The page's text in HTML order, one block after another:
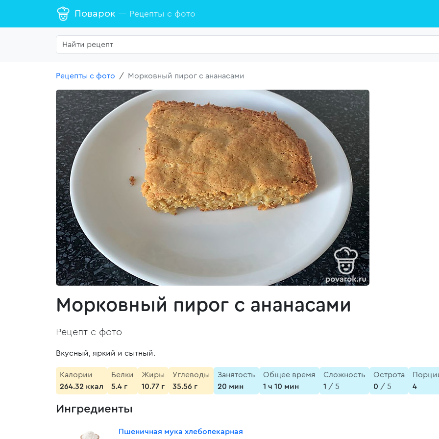
Поварок — Рецепты с фото
Рецепты с фото Морковный пирог с ананасами
Морковный пирог с ананасами
Рецепт с фото
Вкусный, яркий и сытный.
Калории
264.32 ккал
Белки
5.4 г
Жиры
10.77 г
Углеводы
35.56 г
Занятость
20 мин
Общее время
1 ч 10 мин
Сложность
1 / 5
Острота
0 / 5
4
Ингредиенты
Пшеничная мука хлебопекарная